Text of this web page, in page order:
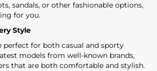
sandals, or other fashionable options,
for you.
Style
perfect for both casual and sporty
models from well-known brands,
that are both comfortable and stylish.